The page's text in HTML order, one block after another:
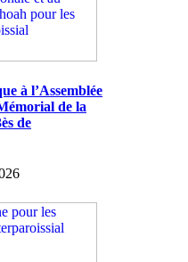
à l’Assemblée
de la
de